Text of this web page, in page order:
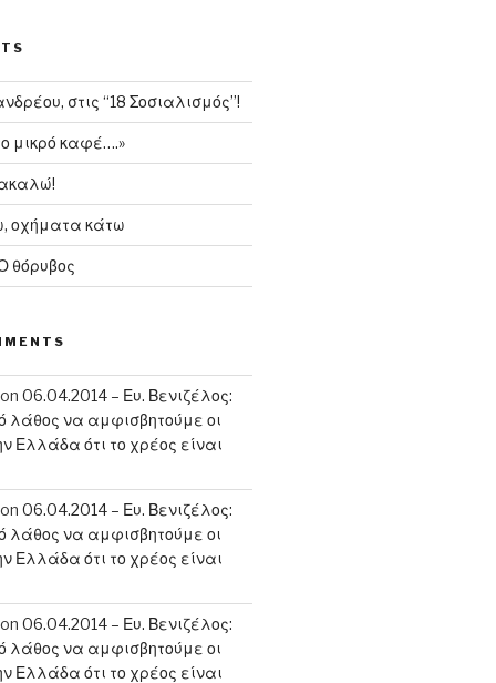
στις “18 Σοσιαλισμός”!
μικρό καφέ….»
οχήματα κάτω
θόρυβος
on 06.04.2014 – Ευ. Βενιζέλος:
λάθος να αμφισβητούμε οι
Ελλάδα ότι το χρέος είναι
on 06.04.2014 – Ευ. Βενιζέλος:
λάθος να αμφισβητούμε οι
Ελλάδα ότι το χρέος είναι
on 06.04.2014 – Ευ. Βενιζέλος:
λάθος να αμφισβητούμε οι
Ελλάδα ότι το χρέος είναι